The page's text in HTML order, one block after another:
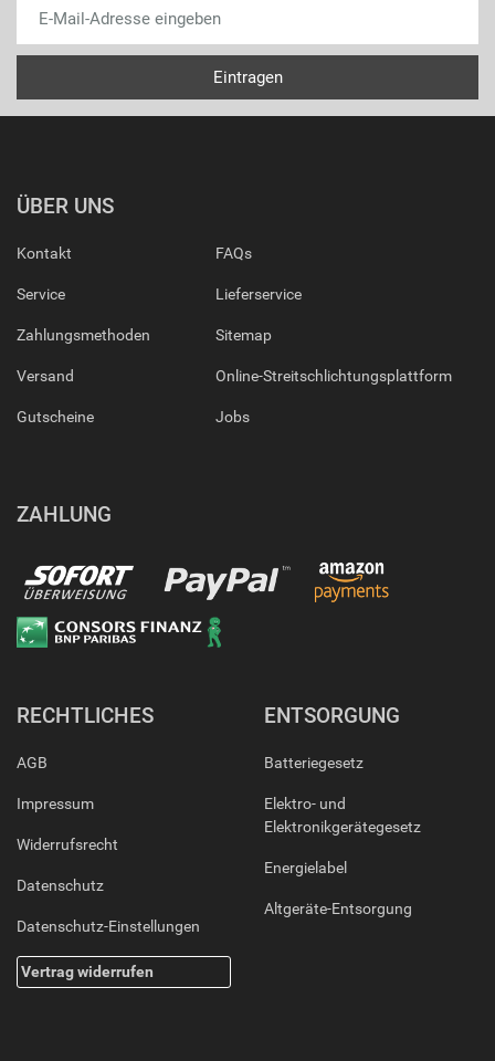
ÜBER UNS
Kontakt
Service
Zahlungsmethoden
Versand
Gutscheine
FAQs
Lieferservice
Sitemap
Online-Streitschlichtungsplattform
Jobs
ZAHLUNG
RECHTLICHES
AGB
Impressum
Widerrufsrecht
Datenschutz
Datenschutz-Einstellungen
Vertrag widerrufen
ENTSORGUNG
Batteriegesetz
Elektro- und
Elektronikgerätegesetz
Energielabel
Altgeräte-Entsorgung